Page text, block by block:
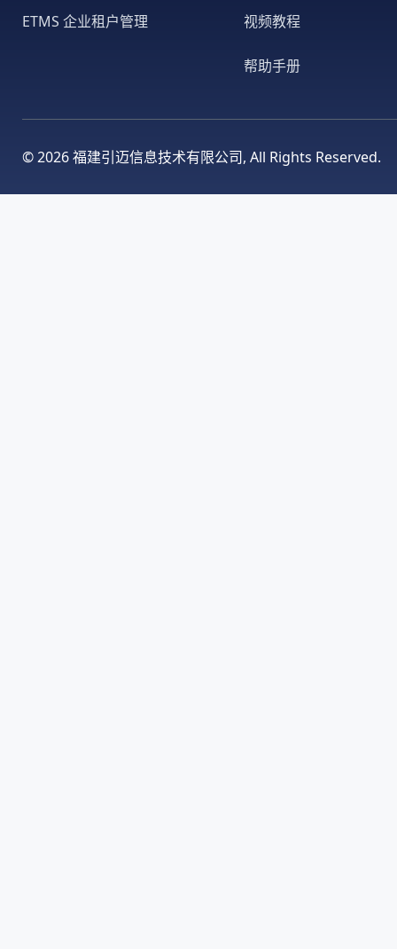
ETMS 企业租户管理 视频教程
帮助手册
©2026 福建引迈信息技术有限公司, All Rights Reserved.